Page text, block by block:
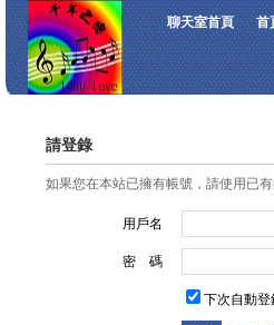
聊天室首頁 首
請登錄
如果您在本站已擁有帳號，請使用已
用戶名
密 碼
下次自動登